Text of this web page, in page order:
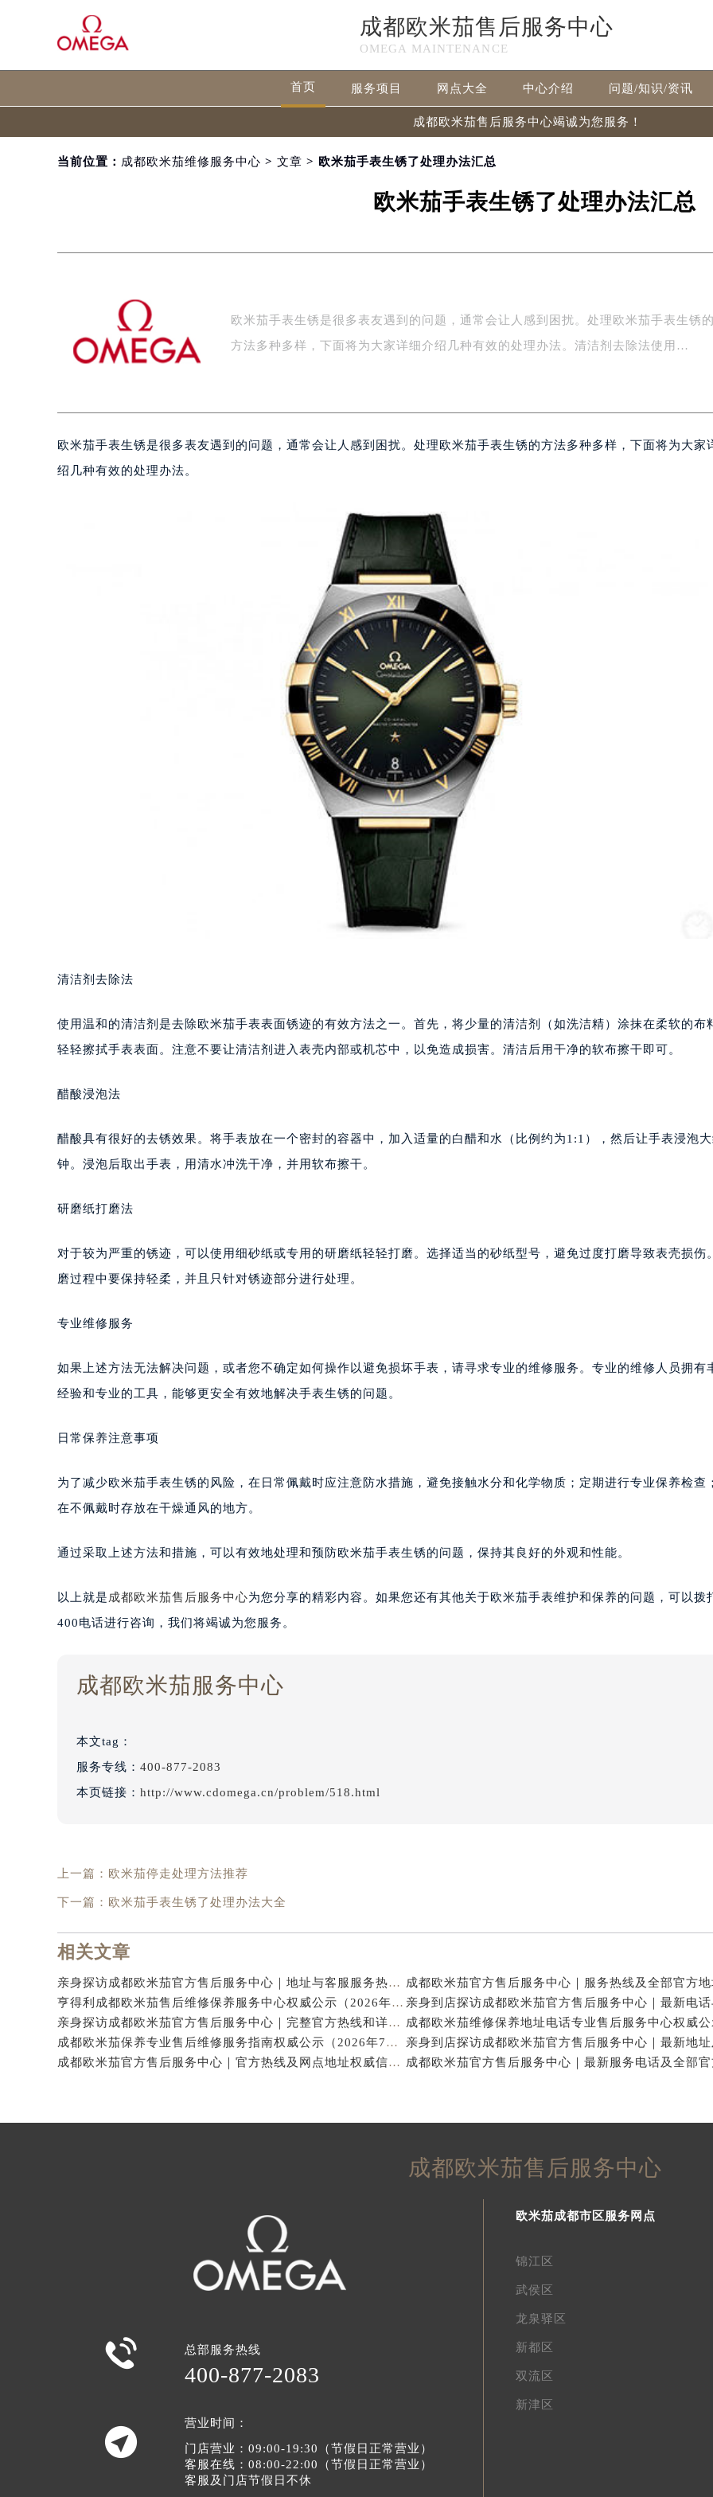
成都欧米茄售后服务中心
OMEGA MAINTENANCE
首页 服务项目 网点大全 中心介绍 问题/知识/资讯
成都欧米茄售后服务中心竭诚为您服务！
当前位置： 成都欧米茄维修服务中心 > 文章 > 欧米茄手表生锈了处理办法汇总
欧米茄手表生锈了处理办法汇总
欧米茄手表生锈是很多表友遇到的问题，通常会让人感到困扰。处理欧米茄手表生锈的
方法多种多样，下面将为大家详细介绍几种有效的处理办法。清洁剂去除法使用…
欧米茄手表生锈是很多表友遇到的问题，通常会让人感到困扰。处理欧米茄手表生锈的方法多种多样，下面将为大家
绍几种有效的处理办法。
清洁剂去除法
使用温和的清洁剂是去除欧米茄手表表面锈迹的有效方法之一。首先，将少量的清洁剂（如洗洁精）涂抹在柔软的布
轻轻擦拭手表表面。注意不要让清洁剂进入表壳内部或机芯中，以免造成损害。清洁后用干净的软布擦干即可。
醋酸浸泡法
醋酸具有很好的去锈效果。将手表放在一个密封的容器中，加入适量的白醋和水（比例约为1:1），然后让手表浸泡
钟。浸泡后取出手表，用清水冲洗干净，并用软布擦干。
研磨纸打磨法
对于较为严重的锈迹，可以使用细砂纸或专用的研磨纸轻轻打磨。选择适当的砂纸型号，避免过度打磨导致表壳损伤
磨过程中要保持轻柔，并且只针对锈迹部分进行处理。
专业维修服务
如果上述方法无法解决问题，或者您不确定如何操作以避免损坏手表，请寻求专业的维修服务。专业的维修人员拥有
经验和专业的工具，能够更安全有效地解决手表生锈的问题。
日常保养注意事项
为了减少欧米茄手表生锈的风险，在日常佩戴时应注意防水措施，避免接触水分和化学物质；定期进行专业保养检查
在不佩戴时存放在干燥通风的地方。
通过采取上述方法和措施，可以有效地处理和预防欧米茄手表生锈的问题，保持其良好的外观和性能。
以上就是 成都欧米茄售后服务中心为您分享的精彩内容。如果您还有其他关于欧米茄手表维护和保养的问题，可以拨
400电话进行咨询，我们将竭诚为您服务。
成都欧米茄服务中心
本文tag：
服务专线： 400-877-2083
本页链接： http://www.cdomega.cn/problem/518.html
上一篇： 欧米茄停走处理方法推荐
下一篇： 欧米茄手表生锈了处理办法大全
相关文章
亲身探访成都欧米茄官方售后服务中心｜地址与客服服务热线（2026年7月最新）
亨得利成都欧米茄售后维修保养服务中心权威公示（2026年7月最新）
亲身探访成都欧米茄官方售后服务中心｜完整官方热线和详细地址（2026年7月最新）
成都欧米茄保养专业售后维修服务指南权威公示（2026年7月最新）
成都欧米茄官方售后服务中心｜官方热线及网点地址权威信息公示（2026年7月最新）
成都欧米茄售后服务中心
 总部服务热线
400-877-2083

营业时间：
门店营业：09:00-19:30（节假日正常营业）
客服在线：08:00-22:00（节假日正常营业）
客服及门店节假日不休
欧米茄成都市区服务网点
锦江区
武侯区
龙泉驿区
新都区
双流区
新津区